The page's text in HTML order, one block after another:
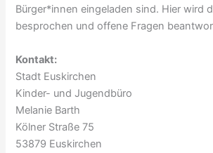
Bürger*innen eingeladen sind. Hier wird
besprochen und offene Fragen
Kontakt:
Stadt Euskirchen
Kinder- und Jugendbüro
Melanie Barth
Kölner Straße 75
53879 Euskirchen